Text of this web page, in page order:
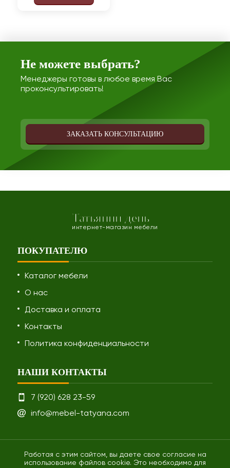
Не можете выбрать?
Менеджеры готовы в любое время Вас
проконсультировать!
ЗАКАЗАТЬ КОНСУЛЬТАЦИЮ
Татьянин день
интернет-магазин мебели
ПОКУПАТЕЛЮ
Каталог мебели
О нас
Доставка и оплата
Контакты
Политика конфиденциальности
НАШИ КОНТАКТЫ
7 (920) 628 23-59
info@mebel-tatyana.com
Работая с этим сайтом, вы даете свое согласие на
использование файлов cookie. Это необходимо для